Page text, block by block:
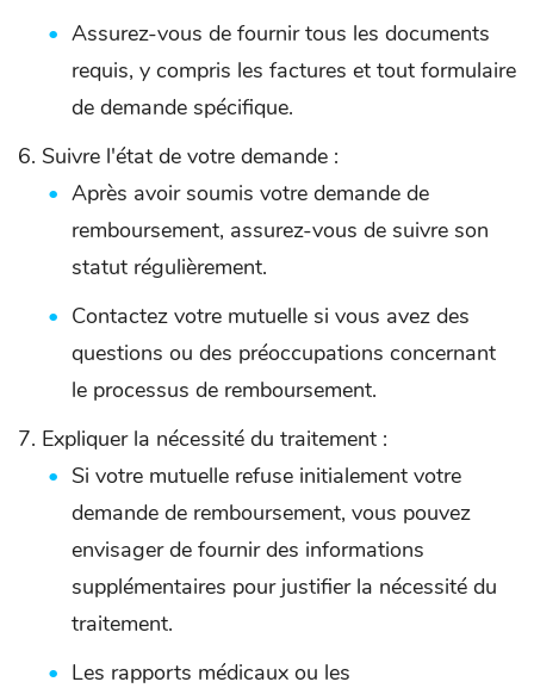
Assurez-vous de fournir tous les documents
requis, y compris les factures et tout formulaire
de demande spécifique.
Suivre l'état de votre demande :
Après avoir soumis votre demande de
remboursement, assurez-vous de suivre son
statut régulièrement.
Contactez votre mutuelle si vous avez des
questions ou des préoccupations concernant
le processus de remboursement.
Expliquer la nécessité du traitement :
Si votre mutuelle refuse initialement votre
demande de remboursement, vous pouvez
envisager de fournir des informations
supplémentaires pour justifier la nécessité du
traitement.
Les rapports médicaux ou les